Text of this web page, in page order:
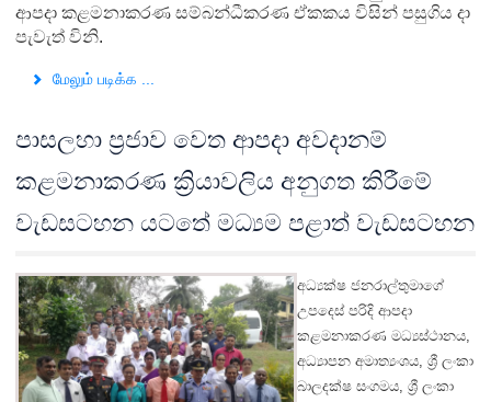
ආපදා කළමනාකරණ සම්බන්ධීකරණ ඒකකය විසින් පසුගිය දා
පැවැත් විනි.
மேலும் படிக்க ...
පාසලහා ප්‍රජාව වෙත ආපදා අවදානම්
කළමනාකරණ ක්‍රියාවලිය අනුගත කිරීමේ
වැඩසටහන යටතේ මධ්‍යම පළාත් වැඩසටහන
අධ්‍යක්ෂ ජනරාල්තුමාගේ
උපදෙස් පරිදි ආපදා
කළමනාකරණ මධ්‍යස්ථානය,
අධ්‍යාපන අමාත්‍යංශය, ශ්‍රී ලංකා
බාලදක්ෂ සංගමය, ශ්‍රී ලංකා